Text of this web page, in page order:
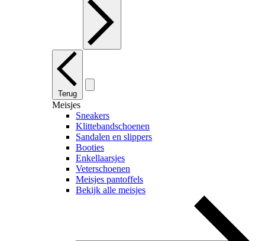
Terug
Meisjes
Sneakers
Klittebandschoenen
Sandalen en slippers
Booties
Enkellaarsjes
Veterschoenen
Meisjes pantoffels
Bekijk alle meisjes